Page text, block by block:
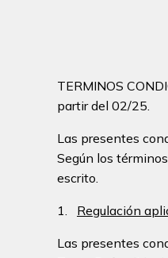
TERMINOS
partir del 02/25.
Las presentes
Según los
escrito.
1. Regulación
Las presentes